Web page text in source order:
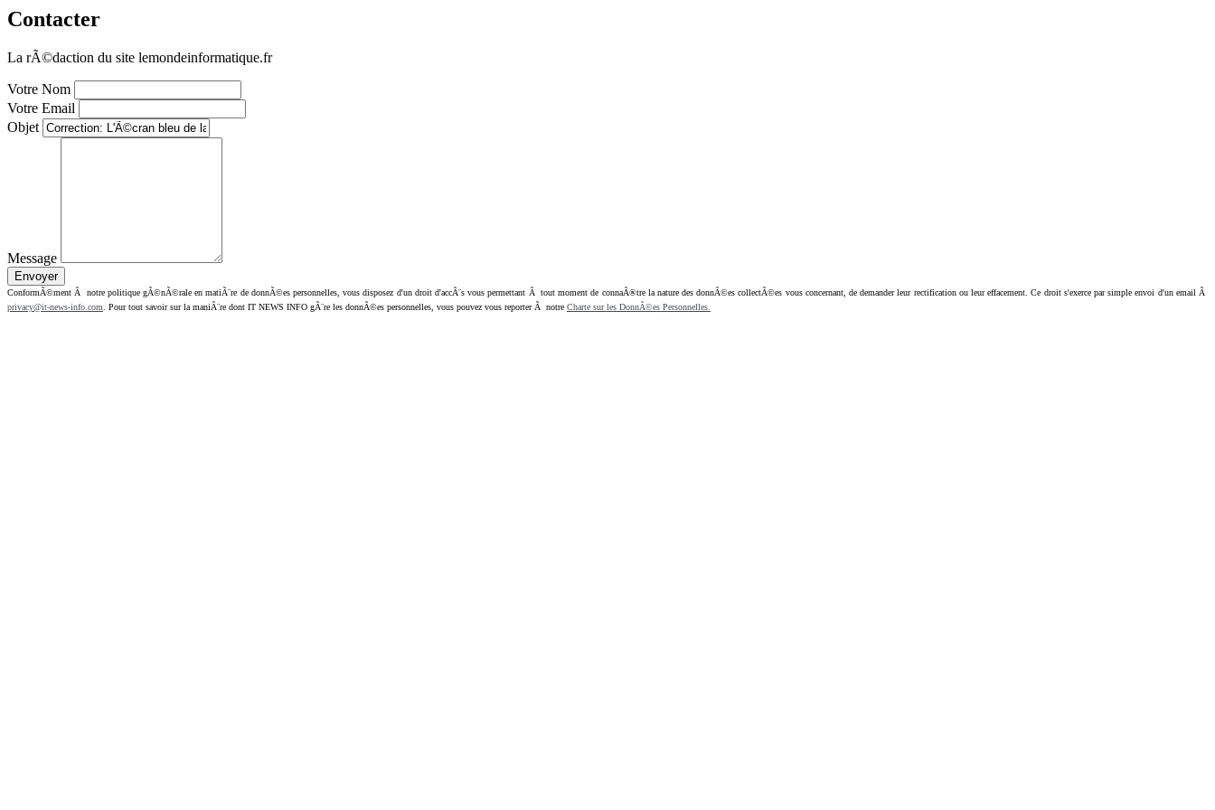
Contacter
La rÃ©daction du site lemondeinformatique.fr
Votre Nom
Votre Email
Objet
Message
ConformÃ©ment Ã notre politique gÃ©nÃ©rale en matiÃ¨re de donnÃ©es personnelles, vous disposez d'un droit d'accÃ¨s vous permettant Ã tout moment de connaÃ®tre la nature des donnÃ©es collectÃ©es vous concernant, de demander leur rectification ou leur effacement. Ce droit s'exerce par simple envoi d'un email Ã
privacy@it-news-info.com . Pour tout savoir sur la maniÃ¨re dont IT NEWS INFO gÃ¨re les donnÃ©es personnelles, vous pouvez vous reporter Ã notre Charte sur les DonnÃ©es Personnelles.